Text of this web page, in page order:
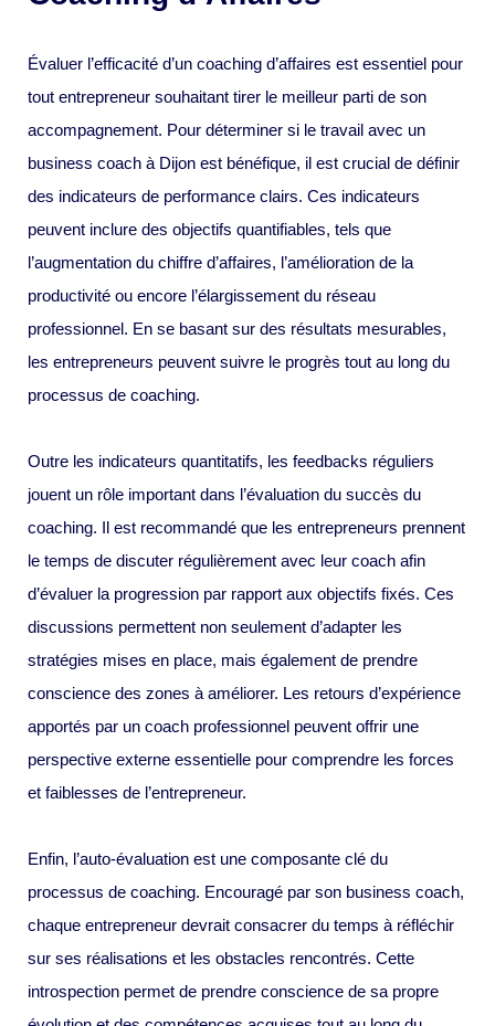
Évaluer l’efficacité d’un coaching d’affaires est essentiel pour
tout entrepreneur souhaitant tirer le meilleur parti de son
accompagnement. Pour déterminer si le travail avec un
business coach à Dijon est bénéfique, il est crucial de définir
des indicateurs de performance clairs. Ces indicateurs
peuvent inclure des objectifs quantifiables, tels que
l’augmentation du chiffre d’affaires, l’amélioration de la
productivité ou encore l’élargissement du réseau
professionnel. En se basant sur des résultats mesurables,
les entrepreneurs peuvent suivre le progrès tout au long du
processus de coaching.
Outre les indicateurs quantitatifs, les feedbacks réguliers
jouent un rôle important dans l’évaluation du succès du
coaching. Il est recommandé que les entrepreneurs prennent
le temps de discuter régulièrement avec leur coach afin
d’évaluer la progression par rapport aux objectifs fixés. Ces
discussions permettent non seulement d’adapter les
stratégies mises en place, mais également de prendre
conscience des zones à améliorer. Les retours d’expérience
apportés par un coach professionnel peuvent offrir une
perspective externe essentielle pour comprendre les forces
et faiblesses de l’entrepreneur.
Enfin, l’auto-évaluation est une composante clé du
processus de coaching. Encouragé par son business coach,
chaque entrepreneur devrait consacrer du temps à réfléchir
sur ses réalisations et les obstacles rencontrés. Cette
introspection permet de prendre conscience de sa propre